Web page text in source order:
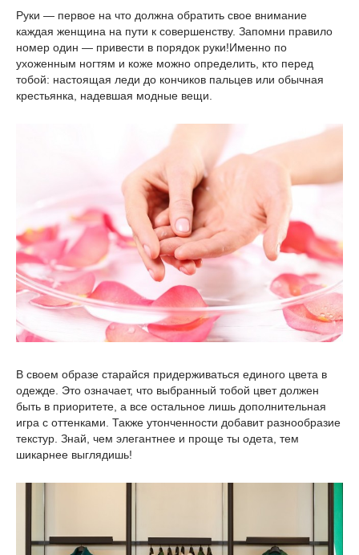
Руки — первое на что должна обратить свое внимание
каждая женщина на пути к совершенству. Запомни правило
номер один — привести в порядок руки!Именно по
ухоженным ногтям и коже можно определить, кто перед
тобой: настоящая леди до кончиков пальцев или обычная
крестьянка, надевшая модные вещи.
В своем образе старайся придерживаться единого цвета в
одежде. Это означает, что выбранный тобой цвет должен
быть в приоритете, а все остальное лишь дополнительная
игра с оттенками. Также утонченности добавит разнообразие
текстур. Знай, чем элегантнее и проще ты одета, тем
шикарнее выглядишь!